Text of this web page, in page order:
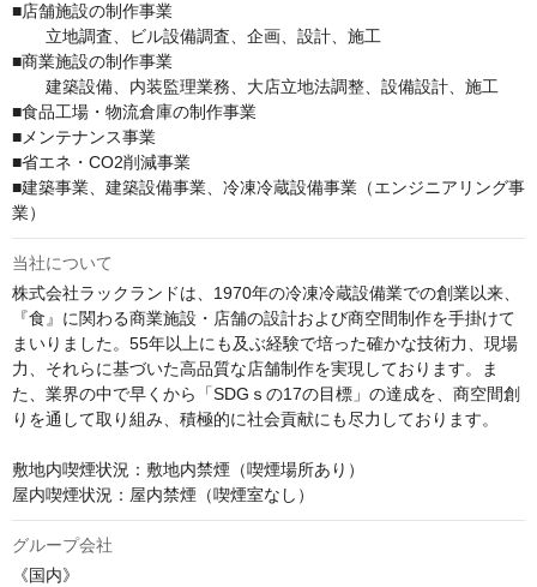
■店舗施設の制作事業
立地調査、ビル設備調査、企画、設計、施工
■商業施設の制作事業
建築設備、内装監理業務、大店立地法調整、設備設計、施工
■食品工場・物流倉庫の制作事業
■メンテナンス事業
■省エネ・CO2削減事業
■建築事業、建築設備事業、冷凍冷蔵設備事業（エンジニアリング事
業）
当社について
株式会社ラックランドは、1970年の冷凍冷蔵設備業での創業以来、
『食』に関わる商業施設・店舗の設計および商空間制作を手掛けて
まいりました。55年以上にも及ぶ経験で培った確かな技術力、現場
力、それらに基づいた高品質な店舗制作を実現しております。ま
た、業界の中で早くから「SDGｓの17の目標」の達成を、商空間創
りを通して取り組み、積極的に社会貢献にも尽力しております。
敷地内喫煙状況：敷地内禁煙（喫煙場所あり）
屋内喫煙状況：屋内禁煙（喫煙室なし）
グループ会社
《国内》